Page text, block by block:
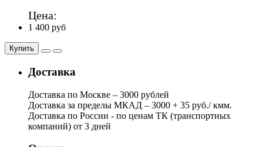
Цена:
1 400 руб
Купить
Доставка
Доставка по Москве – 3000 рублей
Доставка за пределы МКАД – 3000 + 35 руб./ кмм.
Доставка по России - по ценам ТК (транспортных
компаний) от 3 дней